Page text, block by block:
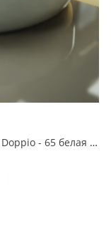
Раковина мебельная Brevita Ekokerama Doppio - 65 белая 0116